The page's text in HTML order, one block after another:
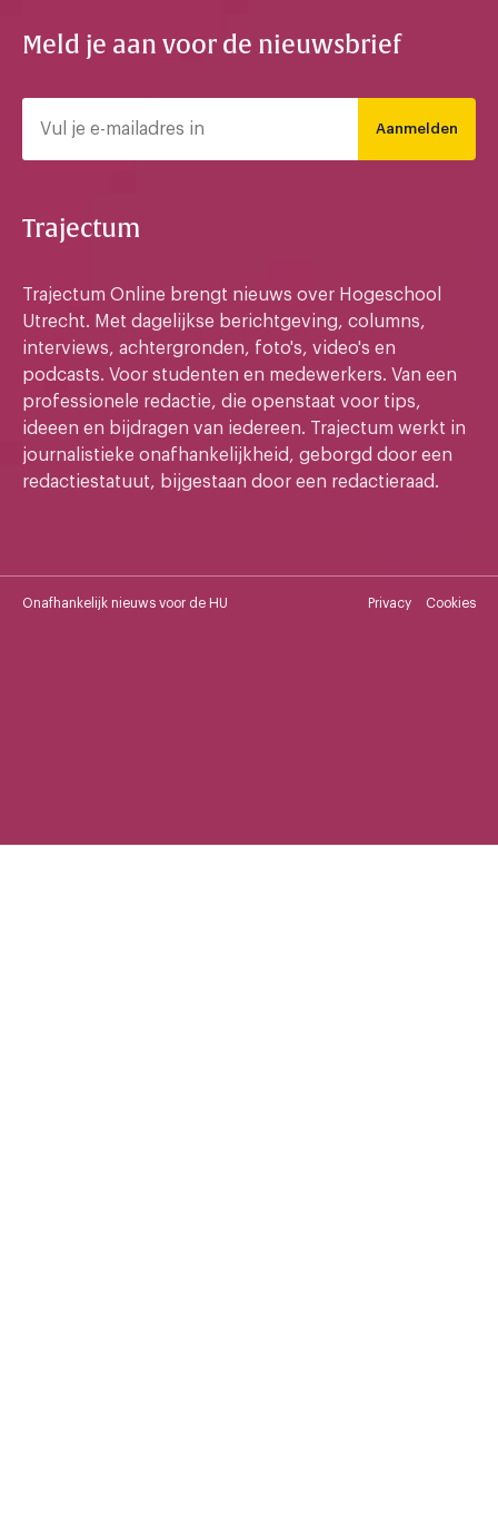
Meld je aan voor de nieuwsbrief
Aanmelden
Trajectum
Trajectum Online brengt nieuws over Hogeschool
Utrecht. Met dagelijkse berichtgeving, columns,
interviews, achtergronden, foto's, video's en
podcasts. Voor studenten en medewerkers. Van een
professionele redactie, die openstaat voor tips,
ideeen en bijdragen van iedereen. Trajectum werkt in
journalistieke onafhankelijkheid, geborgd door een
redactiestatuut, bijgestaan door een redactieraad.
Onafhankelijk nieuws voor de HU Privacy Cookies